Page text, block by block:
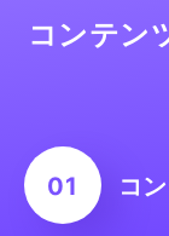
コンテン
コ